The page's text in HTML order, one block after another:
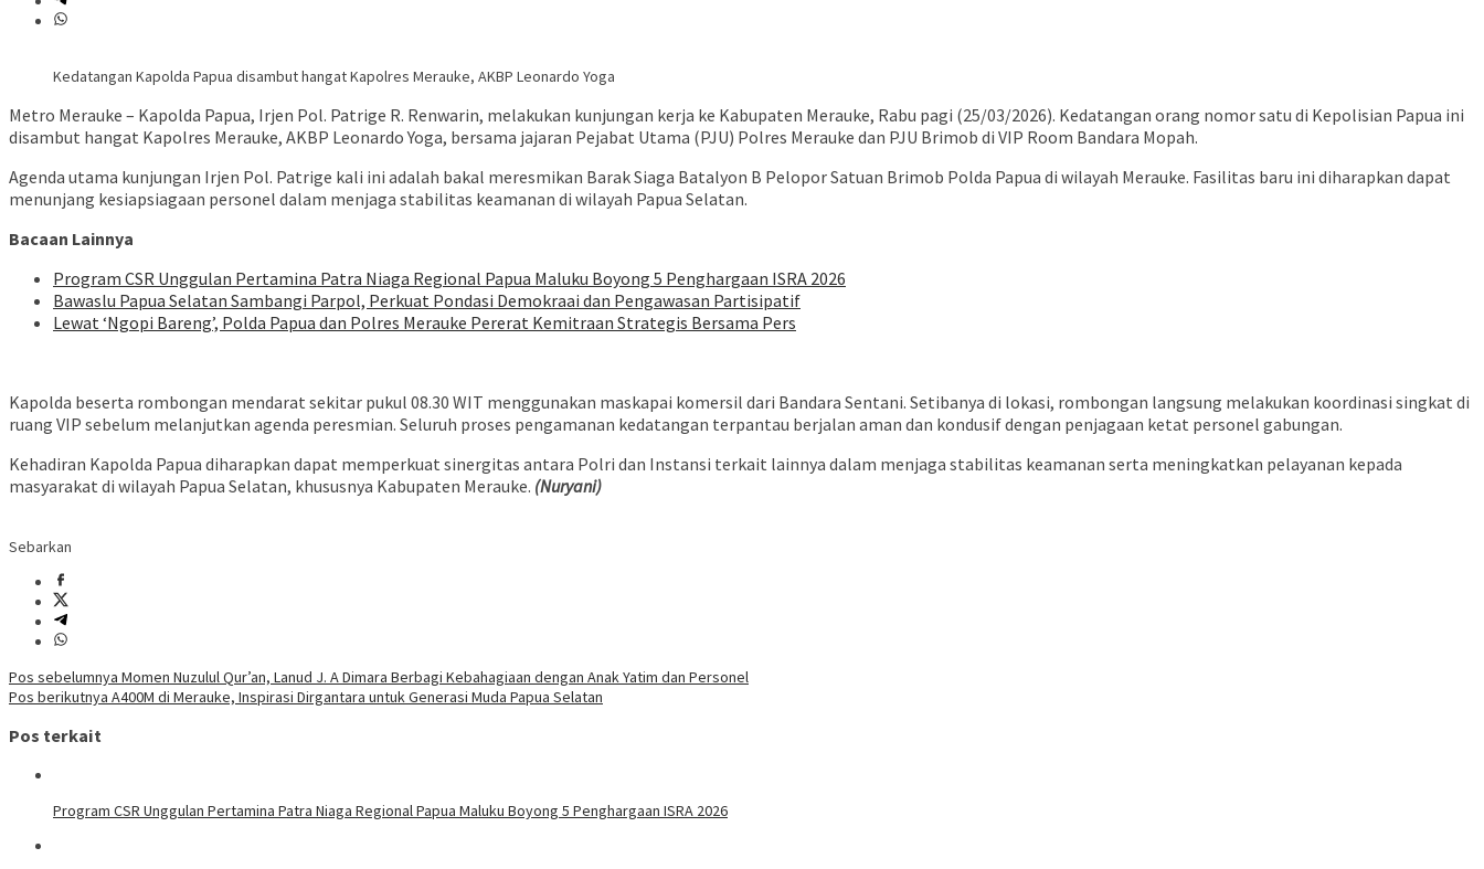
Kedatangan Kapolda Papua disambut hangat Kapolres Merauke, AKBP Leonardo Yoga
Metro Merauke – Kapolda Papua, Irjen Pol. Patrige R. Renwarin, melakukan kunjungan kerja ke Kabupaten Merauke, Rabu pagi (25/03/2026). Kedatangan orang nomor satu di Kepolisian Papua ini
disambut hangat Kapolres Merauke, AKBP Leonardo Yoga, bersama jajaran Pejabat Utama (PJU) Polres Merauke dan PJU Brimob di VIP Room Bandara Mopah.
​Agenda utama kunjungan Irjen Pol. Patrige kali ini adalah bakal meresmikan Barak Siaga Batalyon B Pelopor Satuan Brimob Polda Papua di wilayah Merauke. Fasilitas baru ini diharapkan dapat
menunjang kesiapsiagaan personel dalam menjaga stabilitas keamanan di wilayah Papua Selatan.
Bacaan Lainnya
Program CSR Unggulan Pertamina Patra Niaga Regional Papua Maluku Boyong 5 Penghargaan ISRA 2026
Bawaslu Papua Selatan Sambangi Parpol, Perkuat Pondasi Demokraai dan Pengawasan Partisipatif
Lewat ‘Ngopi Bareng’, Polda Papua dan Polres Merauke Pererat Kemitraan Strategis Bersama Pers
​Kapolda beserta rombongan mendarat sekitar pukul 08.30 WIT menggunakan maskapai komersil dari Bandara Sentani. Setibanya di lokasi, rombongan langsung melakukan koordinasi singkat di
ruang VIP sebelum melanjutkan agenda peresmian. Seluruh proses pengamanan kedatangan terpantau berjalan aman dan kondusif dengan penjagaan ketat personel gabungan.
Kehadiran Kapolda Papua diharapkan dapat memperkuat sinergitas antara Polri dan Instansi terkait lainnya dalam menjaga stabilitas keamanan serta meningkatkan pelayanan kepada
masyarakat di wilayah Papua Selatan, khususnya Kabupaten Merauke. (Nuryani)
Sebarkan
Navigasi
pos
Pos sebelumnya Momen Nuzulul Qur’an, Lanud J. A Dimara Berbagi Kebahagiaan dengan Anak Yatim dan Personel
Pos berikutnya A400M di Merauke, Inspirasi Dirgantara untuk Generasi Muda Papua Selatan
Pos terkait
Program CSR Unggulan Pertamina Patra Niaga Regional Papua Maluku Boyong 5 Penghargaan ISRA 2026